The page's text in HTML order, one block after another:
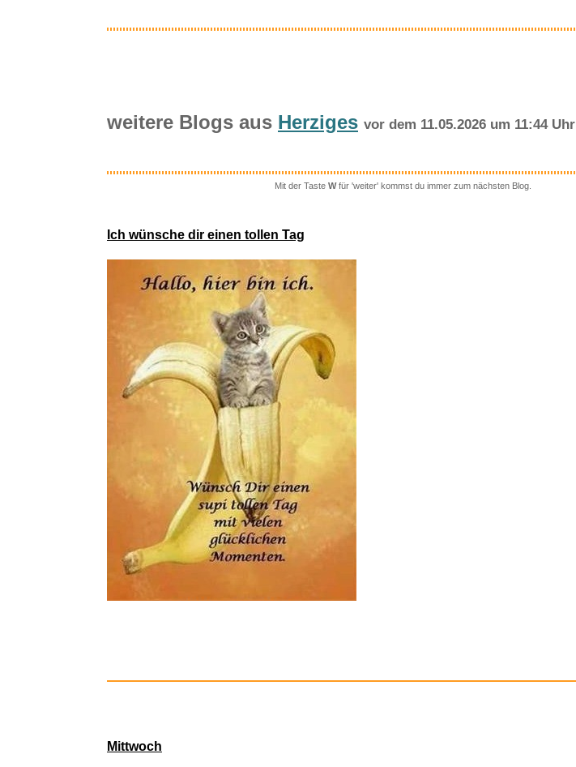
weitere Blogs aus Herziges vor dem 11.05.2026 um 11:44 Uhr
Mit der Taste Wfür 'weiter' kommst du immer zum nächsten Blog.
Ich wünsche dir einen tollen Tag
Mittwoch